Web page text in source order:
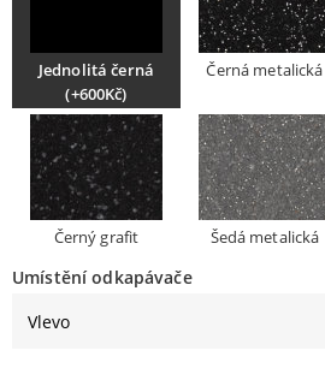
Jednolitá černá
(+600Kč)
Černá metalická
Černý grafit Šedá metalická
Umístění odkapávače